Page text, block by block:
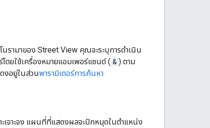
รามาของ Street View คุณจะระบุการดำเนิน
ดยใช้เครื่องหมายแอมเพอร์แซนด์ ( & ) ตาม
ดงอยู่ในส่วนพารามิเตอร์การค้นหา
เจาะจง แผนที่ที่แสดงผลจะปักหมุดในตำแหน่ง